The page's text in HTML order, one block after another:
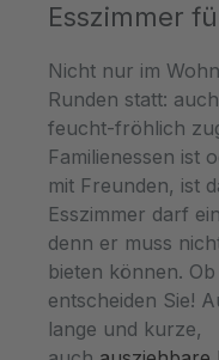
Esszimmer
Nicht nur im
Runden statt:
feucht-fröhlich
Familienessen ist
mit Freunden, ist
Esszimmer darf
denn er muss
bieten können. Ob
entscheiden Sie!
lange und kurze,